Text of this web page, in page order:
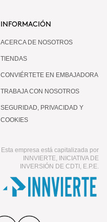
INFORMACIÓN
ACERCA DE NOSOTROS
TIENDAS
CONVIÉRTETE EN EMBAJADORA
TRABAJA CON NOSOTROS
SEGURIDAD, PRIVACIDAD Y
COOKIES
Esta empresa está capitalizada por
INNVIERTE, INICIATIVA DE
INVERSIÓN DE CDTI, E.P.E.